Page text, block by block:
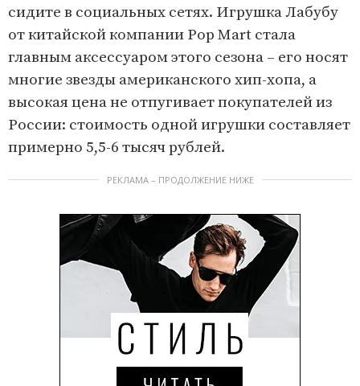
сидите в социальных сетях. Игрушка Лабубу
от китайской компании Pop Mart стала
главным аксессуаром этого сезона – его носят
многие звезды американского хип-хопа, а
высокая цена не отпугивает покупателей из
России: стоимость одной игрушки составляет
примерно 5,5-6 тысяч рублей.
РЕКЛАМА – ПРОДОЛЖЕНИЕ НИЖЕ